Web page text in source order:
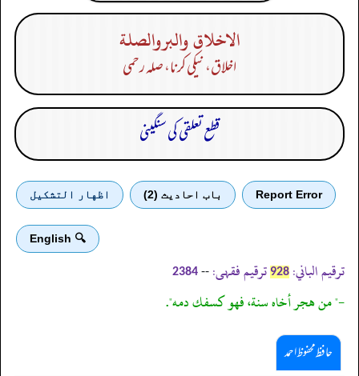
الاخلاق والبروالصلة
اخلاق، نیکی کرنا، صلہ رحمی
قطع تعلقی کی سنگینی
Report Error باب احادیث (2) اظهار التشكيل
🔍 English
ترقیم الباني: 928 ترقیم فقہی: --
2384
-" من هجر أخاه سنة، فهو كسفك دمه".
حافظ محفوظ احمد